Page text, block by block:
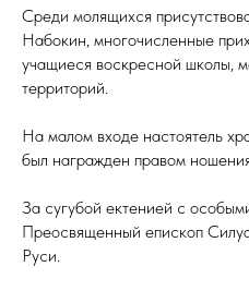
Среди молящихся
Набокин, многочисленные
учащиеся воскресной школы,
территорий.
На малом входе настоятель
был награжден правом
За сугубой ектенией с
Преосвященный епископ
Руси.